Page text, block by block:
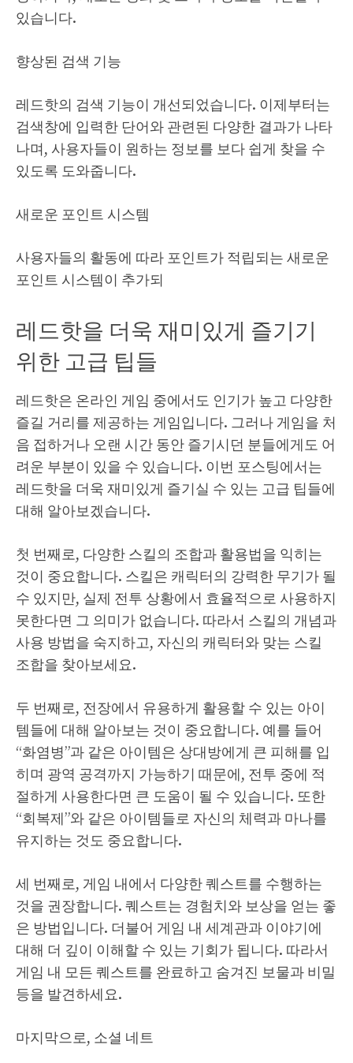
있습니다.
향상된 검색 기능
레드핫의 검색 기능이 개선되었습니다. 이제부터는
검색창에 입력한 단어와 관련된 다양한 결과가 나타
나며, 사용자들이 원하는 정보를 보다 쉽게 찾을 수
있도록 도와줍니다.
새로운 포인트 시스템
사용자들의 활동에 따라 포인트가 적립되는 새로운
포인트 시스템이 추가되
레드핫을 더욱 재미있게 즐기기
위한 고급 팁들
레드핫은 온라인 게임 중에서도 인기가 높고 다양한
즐길 거리를 제공하는 게임입니다. 그러나 게임을 처
음 접하거나 오랜 시간 동안 즐기시던 분들에게도 어
려운 부분이 있을 수 있습니다. 이번 포스팅에서는
레드핫을 더욱 재미있게 즐기실 수 있는 고급 팁들에
대해 알아보겠습니다.
첫 번째로, 다양한 스킬의 조합과 활용법을 익히는
것이 중요합니다. 스킬은 캐릭터의 강력한 무기가 될
수 있지만, 실제 전투 상황에서 효율적으로 사용하지
못한다면 그 의미가 없습니다. 따라서 스킬의 개념과
사용 방법을 숙지하고, 자신의 캐릭터와 맞는 스킬
조합을 찾아보세요.
두 번째로, 전장에서 유용하게 활용할 수 있는 아이
템들에 대해 알아보는 것이 중요합니다. 예를 들어
“화염병”과 같은 아이템은 상대방에게 큰 피해를 입
히며 광역 공격까지 가능하기 때문에, 전투 중에 적
절하게 사용한다면 큰 도움이 될 수 있습니다. 또한
“회복제”와 같은 아이템들로 자신의 체력과 마나를
유지하는 것도 중요합니다.
세 번째로, 게임 내에서 다양한 퀘스트를 수행하는
것을 권장합니다. 퀘스트는 경험치와 보상을 얻는 좋
은 방법입니다. 더불어 게임 내 세계관과 이야기에
대해 더 깊이 이해할 수 있는 기회가 됩니다. 따라서
게임 내 모든 퀘스트를 완료하고 숨겨진 보물과 비밀
등을 발견하세요.
마지막으로, 소셜 네트